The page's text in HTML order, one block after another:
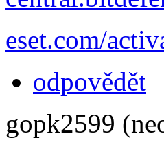
eset.com/
odpovědět
gopk2599